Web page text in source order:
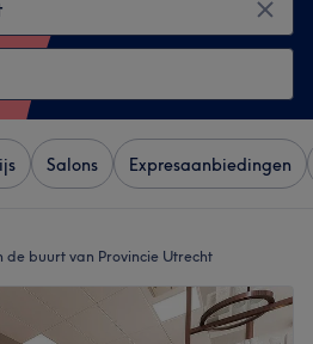
Salons Expresaanbiedingen
de buurt van Provincie Utrecht